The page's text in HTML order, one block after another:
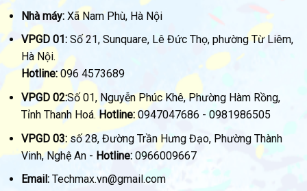
Nhà máy:Xã Nam Phù, Hà Nội
VPGD 01:Số 21, Sunquare, Lê Đức Thọ, phường Từ Liêm,
Hà Nội.
Hotline:096 4573689
VPGD 02:Số 01, Nguyễn Phúc Khê, Phường Hàm Rồng,
Tỉnh Thanh Hoá.Hotline:0947047686 - 0981986505
VPGD 03:số 28, Đường Trần Hưng Đạo, Phường Thành
Vinh, Nghệ An - Hotline:0966009667
Email:Techmax.vn@gmail.com